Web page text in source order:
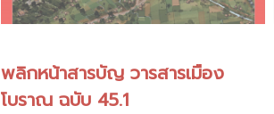
พลิกหน้าสารบัญ วารสารเมือง
โบราณ ฉบับ 45.1